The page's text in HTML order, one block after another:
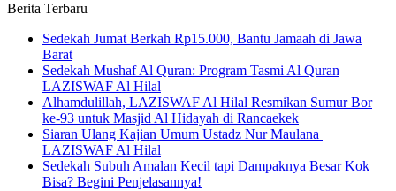
Berita Terbaru
Sedekah Jumat Berkah Rp15.000, Bantu Jamaah di Jawa
Barat
Sedekah Mushaf Al Quran: Program Tasmi Al Quran
LAZISWAF Al Hilal
Alhamdulillah, LAZISWAF Al Hilal Resmikan Sumur Bor
ke-93 untuk Masjid Al Hidayah di Rancaekek
Siaran Ulang Kajian Umum Ustadz Nur Maulana |
LAZISWAF Al Hilal
Sedekah Subuh Amalan Kecil tapi Dampaknya Besar Kok
Bisa? Begini Penjelasannya!